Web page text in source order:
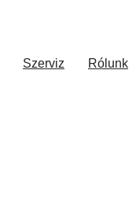
Szerviz Rólunk